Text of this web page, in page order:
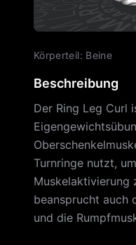
Körperteil: Beine
Beschreibung
Der Ring Leg Curl
Turnringe nutzt,
Muskelaktivierung
beansprucht auch
und die